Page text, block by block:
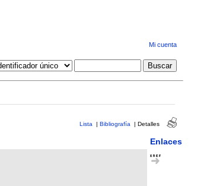
Mi cuenta
Lista | Bibliografía | Detalles
Enlaces